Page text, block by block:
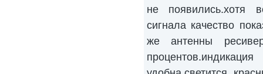
не появились.хотя
сигнала качество
же антенны